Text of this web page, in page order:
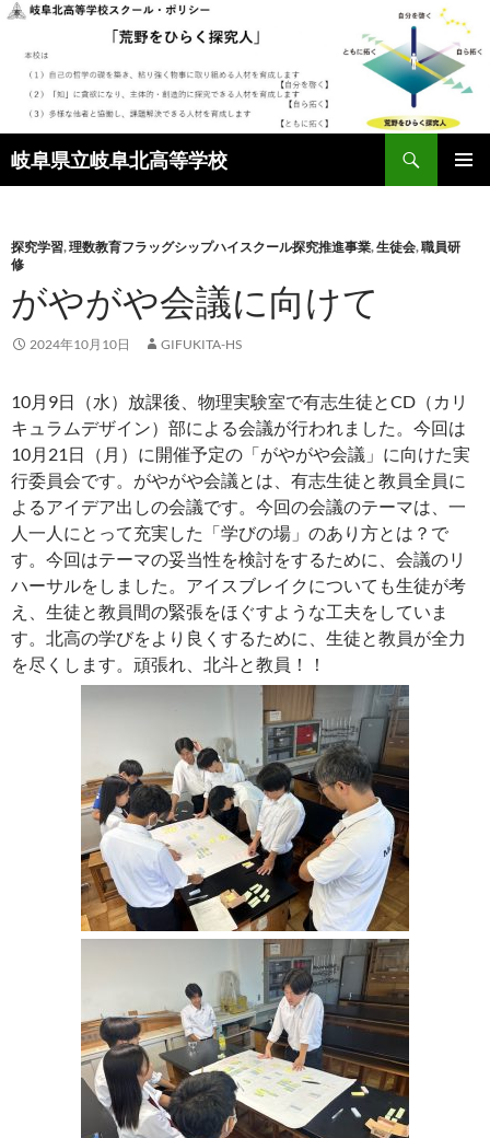
岐阜県立岐阜北高等学校
索
ン
ツ
へ
ス
キ
探究学習,理数教育フラッグシップハイスクール探究推進事業,生徒会,職員研
修
がやがや会議に向けて
2024年10月10日 GIFUKITA-HS
10月9日（水）放課後、物理実験室で有志生徒とCD（カリ
キュラムデザイン）部による会議が行われました。 今回は
10月21日（月）に開催予定の「がやがや会議」に向けた実
行委員会です。がやがや会議とは、有志生徒と教員全員に
よるアイデア出しの会議です。今回の会議のテーマは、一
人一人にとって充実した「学びの場」のあり方とは？で
す。今回はテーマの妥当性を検討をするために、会議のリ
ハーサルをしました。アイスブレイクについても生徒が考
え、生徒と教員間の緊張をほぐすような工夫をしていま
す。北高の学びをより良くするために、生徒と教員が全力
を尽くします。頑張れ、北斗と教員！！